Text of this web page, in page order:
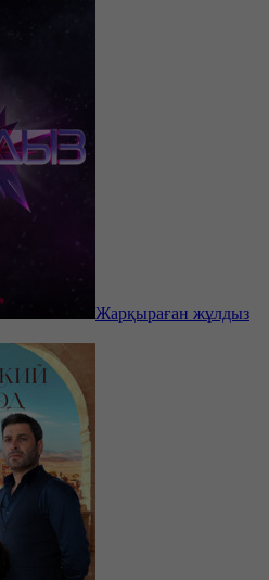
Жарқыраған жұлдыз